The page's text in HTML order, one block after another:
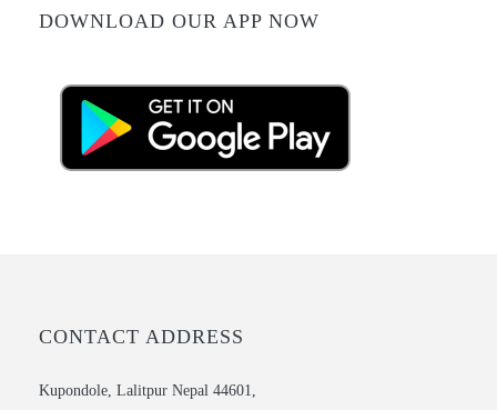
DOWNLOAD OUR APP NOW
CONTACT ADDRESS
Kupondole, Lalitpur Nepal 44601,